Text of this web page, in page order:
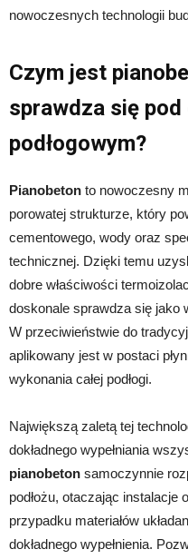
nowoczesnych technologii
Czym jest
sprawdza się
podłogowym?
Pianobeton to nowoczesny
porowatej strukturze, który
cementowego, wody oraz
technicznej. Dzięki temu
dobre właściwości
doskonale sprawdza się jako
W przeciwieństwie do
aplikowany jest w postaci
wykonania całej podłogi.
Największą zaletą tej
dokładnego wypełniania
pianobeton samoczynnie
podłożu, otaczając
przypadku materiałów
dokładnego wypełnienia.